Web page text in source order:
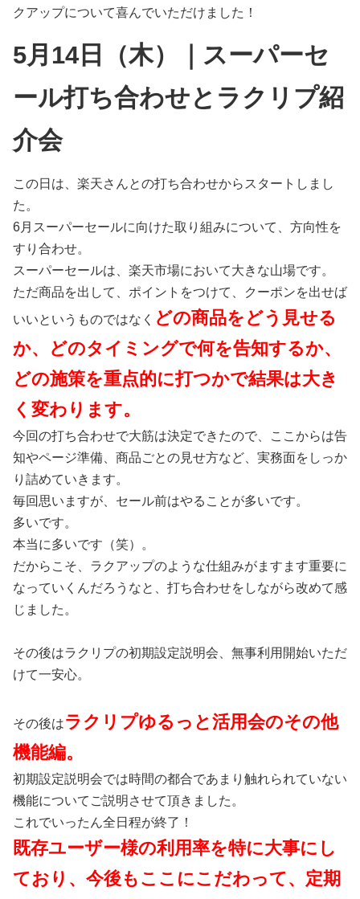
クアップについて喜んでいただけました！
5月14日（木）｜スーパーセ
ール打ち合わせとラクリプ紹
介会
この日は、楽天さんとの打ち合わせからスタートしまし
た。
6月スーパーセールに向けた取り組みについて、方向性を
すり合わせ。
スーパーセールは、楽天市場において大きな山場です。
ただ商品を出して、ポイントをつけて、クーポンを出せば
いいというものではなく どの商品をどう見せる
か、どのタイミングで何を告知するか、
どの施策を重点的に打つかで結果は大き
く変わります。
今回の打ち合わせで大筋は決定できたので、ここからは告
知やページ準備、商品ごとの見せ方など、実務面をしっか
り詰めていきます。
毎回思いますが、セール前はやることが多いです。
多いです。
本当に多いです（笑）。
だからこそ、ラクアップのような仕組みがますます重要に
なっていくんだろうなと、打ち合わせをしながら改めて感
じました。
その後はラクリプの初期設定説明会、無事利用開始いただ
けて一安心。
その後はラクリプゆるっと活用会のその他
機能編。
初期設定説明会では時間の都合であまり触れられていない
機能についてご説明させて頂きました。
これでいったん全日程が終了！
既存ユーザー様の利用率を特に大事にし
ており、今後もここにこだわって、定期